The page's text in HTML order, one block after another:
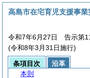
高島市在宅育児支援事業
令和7年6月27日 告示第
(令和8年3月31日施行)
条項目次
沿革
本則